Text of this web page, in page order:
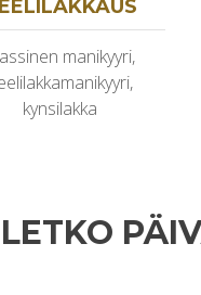
manikyyri,
kynsilakka